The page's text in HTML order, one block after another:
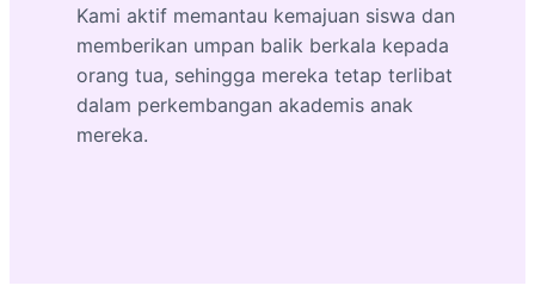
Kami aktif memantau kemajuan siswa dan
memberikan umpan balik berkala kepada
orang tua, sehingga mereka tetap terlibat
dalam perkembangan akademis anak
mereka.